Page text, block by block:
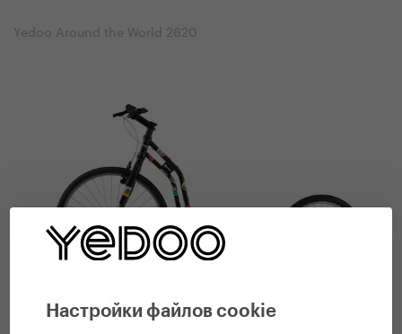
Настройки файлов cookie
Yedoo Around the World 2620